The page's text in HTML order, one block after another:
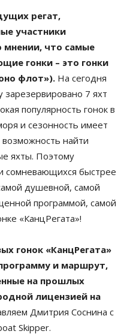
регат,
участники
мнении, что самые
гонки – это гонки
флот»). На сегодня
зарезервировано 7 яхт
популярность гонок в
и сезонность имеет
возможность найти
яхты. Поэтому
сомневающихся быстрее
душевной, самой
программой, самой
«КанцРегата»!
гонок «КанцРегата»
и маршрут,
на прошлых
лицензией на
Дмитрия Соснина с
Skipper.